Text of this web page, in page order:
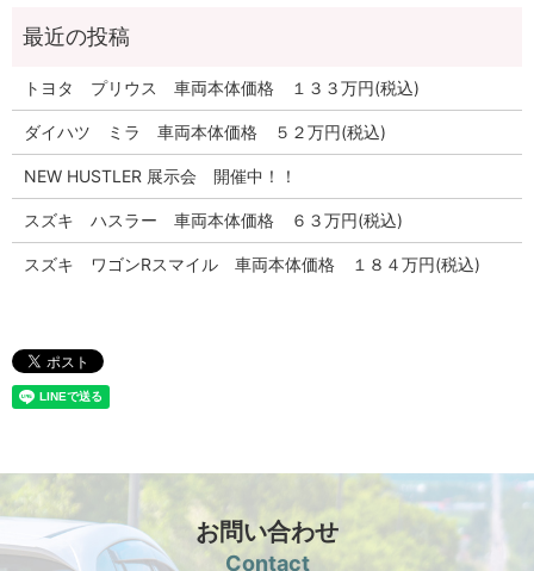
トヨタ プリウス 車両本体価格 １３３万円(税込)
ダイハツ ミラ 車両本体価格 ５２万円(税込)
NEW HUSTLER 展示会 開催中！！
スズキ ハスラー 車両本体価格 ６３万円(税込)
スズキ ワゴンRスマイル 車両本体価格 １８４万円(税込)
お問い合わせ
Contact